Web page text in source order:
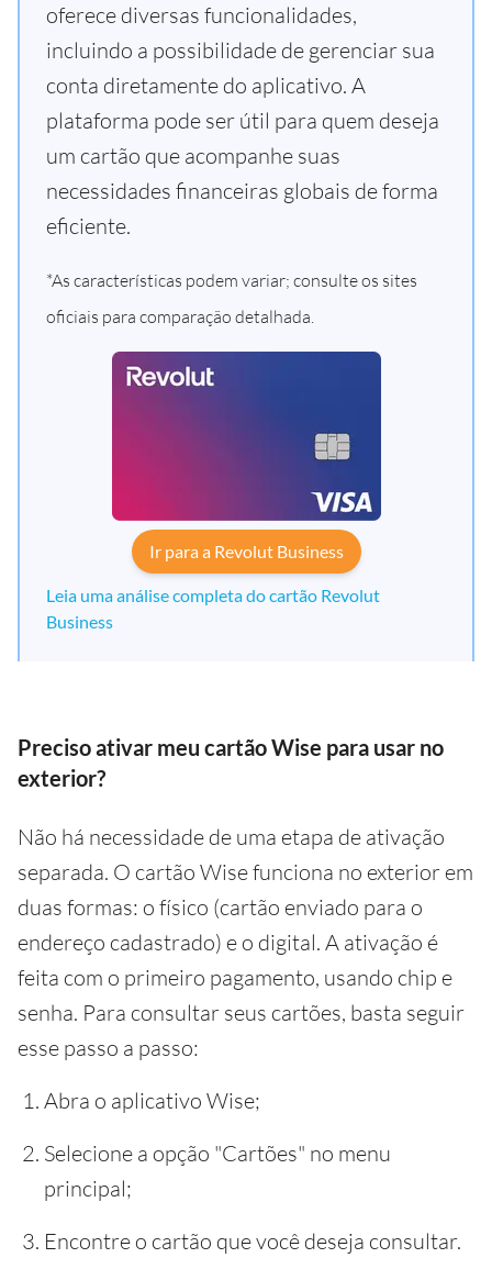
oferece diversas funcionalidades,
incluindo a possibilidade de gerenciar sua
conta diretamente do aplicativo. A
plataforma pode ser útil para quem deseja
um cartão que acompanhe suas
necessidades financeiras globais de forma
eficiente.
*As características podem variar; consulte os sites
oficiais para comparação detalhada.
Ir para a Revolut Business
Leia uma análise completa do cartão Revolut
Business
Preciso ativar meu cartão Wise para usar no
exterior?
Não há necessidade de uma etapa de ativação
separada. O cartão Wise funciona no exterior em
duas formas: o físico (cartão enviado para o
endereço cadastrado) e o digital. A ativação é
feita com o primeiro pagamento, usando chip e
senha. Para consultar seus cartões, basta seguir
esse passo a passo:
Abra o aplicativo Wise;
Selecione a opção "Cartões" no menu
principal;
Encontre o cartão que você deseja consultar.